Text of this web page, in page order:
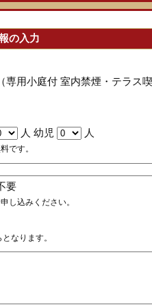
の入力
専用小庭付 室内禁煙・テラス
人 幼児 人
です。
要
し込みください。
なります。